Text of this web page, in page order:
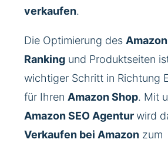
verkaufen.
Die Optimierung des Amazon
Ranking und Produktseiten
wichtiger Schritt in Richtung
für Ihren Amazon Shop. Mit
Amazon SEO Agenturwird
Verkaufen bei Amazon zum